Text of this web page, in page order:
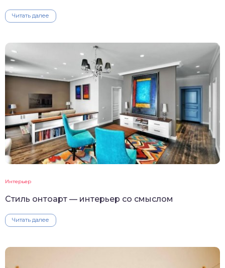
Читать далее
Интерьер
Стиль онтоарт — интерьер со смыслом
Читать далее